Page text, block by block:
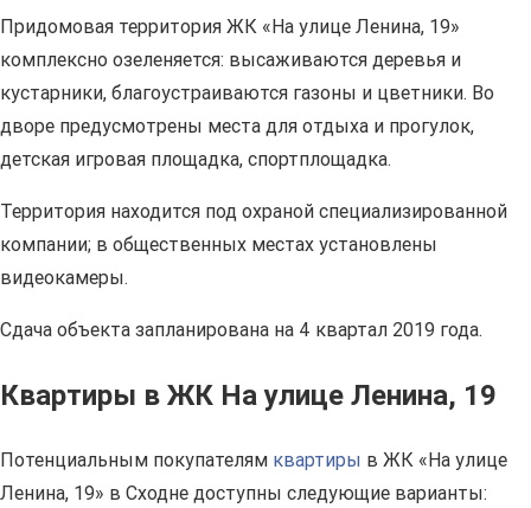
Придомовая территория ЖК «На улице Ленина, 19»
комплексно озеленяется: высаживаются деревья и
кустарники, благоустраиваются газоны и цветники. Во
дворе предусмотрены места для отдыха и прогулок,
детская игровая площадка, спортплощадка.
Территория находится под охраной специализированной
компании; в общественных местах установлены
видеокамеры.
Сдача объекта запланирована на 4 квартал 2019 года.
Квартиры в ЖК На улице Ленина, 19
Потенциальным покупателям квартиры в ЖК «На улице
Ленина, 19» в Сходне доступны следующие варианты: